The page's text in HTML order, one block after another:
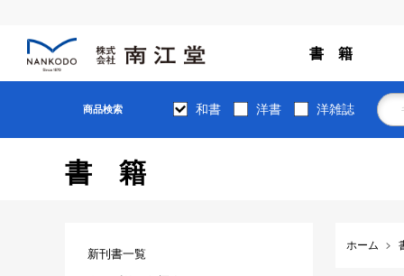
書 籍
商品検索 和書 洋書 洋雑誌
書籍
ホーム
新刊書一覧